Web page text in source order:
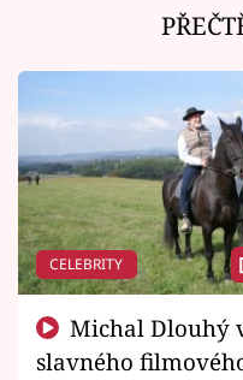
CELEBRITY
slavného